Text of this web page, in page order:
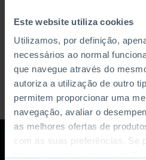
Este website utiliza cookies
Utilizamos, por definição,
necessários ao normal
que navegue através do
autoriza a utilização de outro
permitem proporcionar uma
navegação, avaliar o
as melhores ofertas de
com as suas preferências. Se